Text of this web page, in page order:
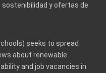
y ofertas de
seeks to spread
about renewable
and job vacancies in